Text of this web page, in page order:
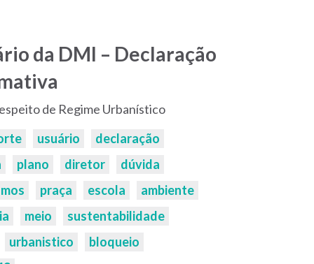
da DMI – Declaração
de Regime Urbanístico
usuário
declaração
plano diretor
dúvida
praça escola
ambiente
meio
sustentabilidade
urbanistico
bloqueio